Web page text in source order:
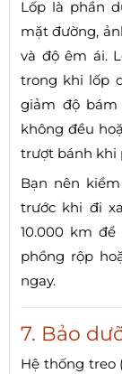
Lốp là phần
mặt đường,
và độ êm ái.
trong khi lốp
giảm độ
không đều
trượt bánh khi
Bạn nên
trước khi đi
10.000 km
phồng rộp
ngay.
7. Bảo
Hệ thống treo